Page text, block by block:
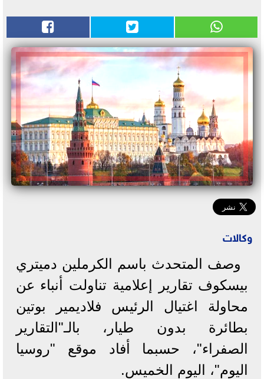
وكالات
وصف المتحدث باسم الكرملين دميتري
بيسكوف تقارير إعلامية تناولت أنباء عن
محاولة اغتيال الرئيس فلاديمير بوتين
بطائرة بدون طيار، بالـ"التقارير
الصفراء"، حسبما أفاد موقع "روسيا
اليوم"، اليوم الخميس.